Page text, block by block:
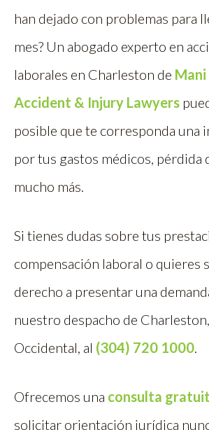
han dejado con problemas para
mes? Un abogado experto en
laborales en Charleston de Mani
Accident & Injury Lawyers
posible que te corresponda una
por tus gastos médicos, pérdida
mucho más.
Si tienes dudas sobre tus
compensación laboral o quieres
derecho a presentar una
nuestro despacho de
Occidental, al (304) 720 1000.
Ofrecemos una consulta
solicitar orientación jurídica